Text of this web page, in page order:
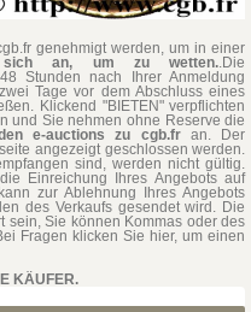
genehmigt werden, um in einer
sich an, um zu wetten..Die
Stunden nach Ihrer Anmeldung
Tage vor dem Abschluss eines
Klickend "BIETEN" verpflichten
und Sie nehmen ohne Reserve die
e-auctions zu cgb.fran. Der
angezeigt geschlossen werden.
sind, werden nicht gültig.
Einreichung Ihres Angebots auf
zur Ablehnung Ihres Angebots
des Verkaufs gesendet wird. Die
sein, Sie können Kommas oder des
Fragen klicken Sie hier, um einen
KÄUFER.